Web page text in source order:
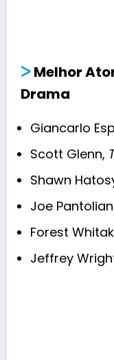
ᐳMelhor
Drama
Giancarlo
Scott Glenn,
Shawn
Joe
Forest
Jeffrey